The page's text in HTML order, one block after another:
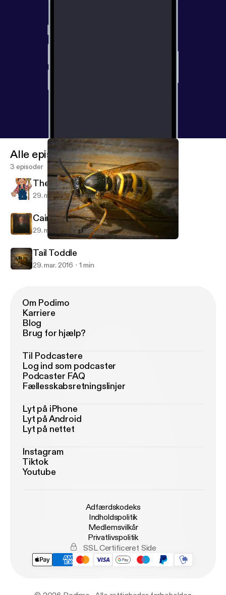
Pod för Bin
Alle episoder
3 episoder
The Burning of the Piper's Hut
29. mar. 2016 1 min
Cairnomount
29. mar. 2016 1 min
Tail Toddle
29. mar. 2016 1 min
Om Podimo
Karriere
Blog
Brug for hjælp?
Til Podcastere
Log ind som podcaster
Podcaster FAQ
Fællesskabsretningslinjer
Lyt på iPhone
Lyt på Android
Lyt på nettet
Instagram
Tiktok
Youtube
Adfærdskodeks
Indholdspolitik
Medlemsvilkår
Privatlivspolitik
SSL Certificeret Side